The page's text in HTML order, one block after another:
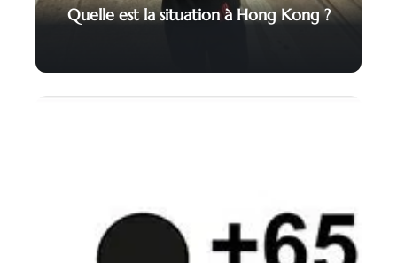
Quelle est la situation à Hong Kong ?